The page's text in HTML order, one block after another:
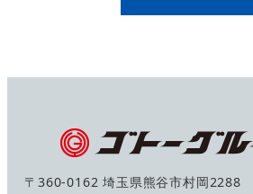
〒360-0162 埼玉県熊谷市村岡2288